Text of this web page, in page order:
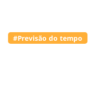
#Previsão do tempo